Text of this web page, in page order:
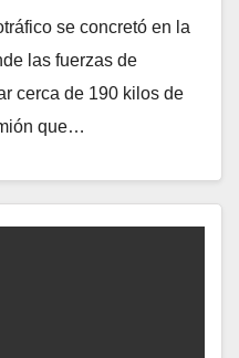
se concretó en la
las fuerzas de
cerca de 190 kilos de
que…